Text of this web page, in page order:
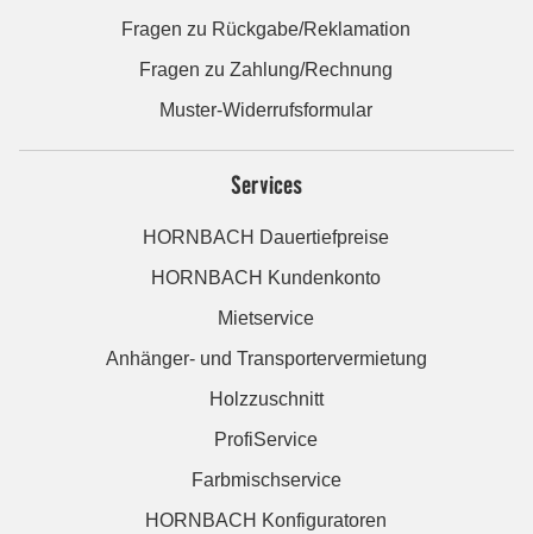
Fragen zu Rückgabe/Reklamation
Fragen zu Zahlung/Rechnung
Muster-Widerrufsformular
Services
HORNBACH Dauertiefpreise
HORNBACH Kundenkonto
Mietservice
Anhänger- und Transportervermietung
Holzzuschnitt
ProfiService
Farbmischservice
HORNBACH Konfiguratoren